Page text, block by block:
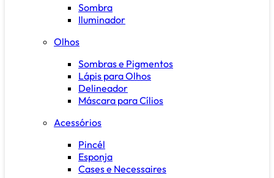
Sombra
Iluminador
Olhos
Sombras e Pigmentos
Lápis para Olhos
Delineador
Máscara para Cílios
Acessórios
Pincél
Esponja
Cases e Necessaires